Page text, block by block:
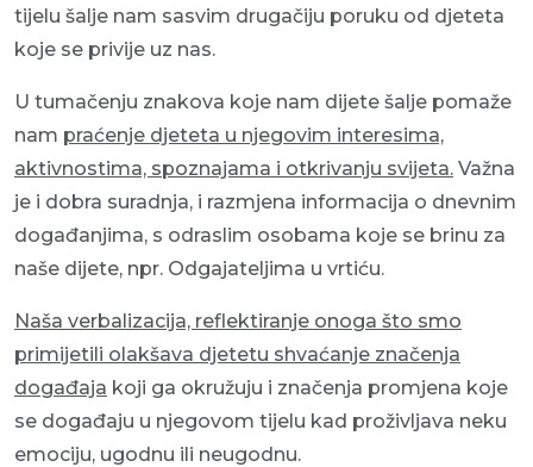
tijelu šalje nam sasvim drugačiju poruku od djeteta
koje se privije uz nas.
U tumačenju znakova koje nam dijete šalje pomaže
nam praćenje djeteta u njegovim interesima,
aktivnostima, spoznajama i otkrivanju svijeta. Važna
je i dobra suradnja, i razmjena informacija o dnevnim
događanjima, s odraslim osobama koje se brinu za
naše dijete, npr. Odgajateljima u vrtiću.
Naša verbalizacija, reflektiranje onoga što smo
primijetili olakšava djetetu shvaćanje značenja
događaja koji ga okružuju i značenja promjena koje
se događaju u njegovom tijelu kad proživljava neku
emociju, ugodnu ili neugodnu.